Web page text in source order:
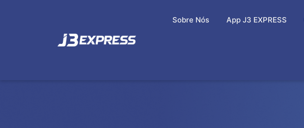
Sobre Nós App J3 EXPRESS